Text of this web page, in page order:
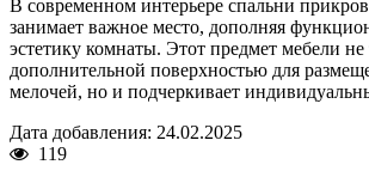
В современном интерьере спальни
занимает важное место, дополняя
эстетику комнаты. Этот предмет мебели не
дополнительной поверхностью для
мелочей, но и подчеркивает
Дата добавления: 24.02.2025
119